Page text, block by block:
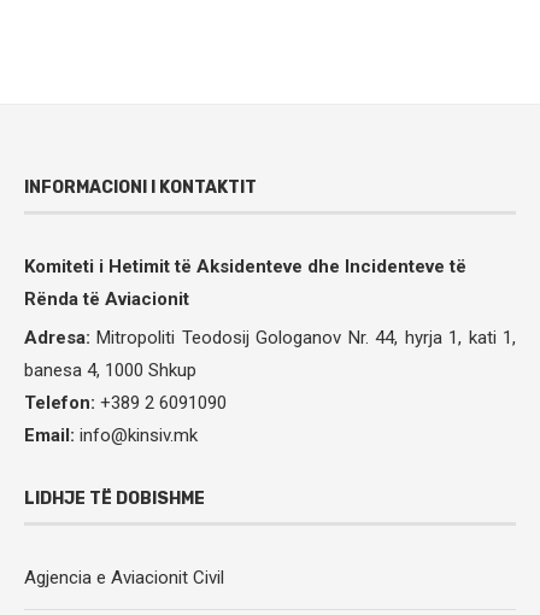
INFORMACIONI I KONTAKTIT
Komiteti i Hetimit të Aksidenteve dhe Incidenteve të
Rënda të Aviacionit
Adresa: Mitropoliti Teodosij Gologanov Nr. 44, hyrja 1, kati 1,
banesa 4, 1000 Shkup
Telefon: +389 2 6091090
Email: info@kinsiv.mk
LIDHJE TË DOBISHME
Agjencia e Aviacionit Civil